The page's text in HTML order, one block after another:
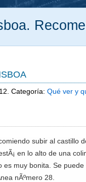
Categoría: Qué ver y
subir al castillo
en lo alto de una
es muy bonita. Se puede
nÃºmero 28.